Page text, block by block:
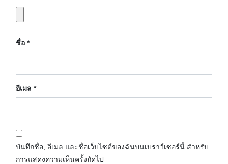
ชื่อ *
อีเมล *
บันทึกชื่อ, อีเมล และชื่อเว็บไซต์ของฉันบนเบราว์เซอร์นี้ สำหรับ
การแสดงความเห็นครั้งถัดไป